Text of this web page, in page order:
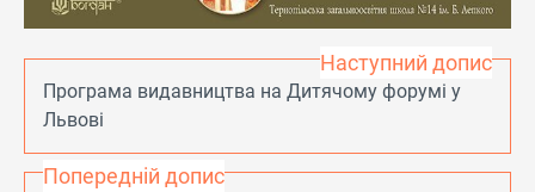
Наступний допис
Програма видавництва на Дитячому форумі у
Львові
Попередній допис